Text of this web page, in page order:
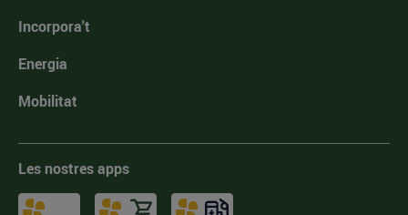
Incorpora't
Energia
Mobilitat
Les nostres apps